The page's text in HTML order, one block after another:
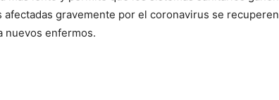
gravemente por el coronavirus se recuperen
nuevos enfermos.